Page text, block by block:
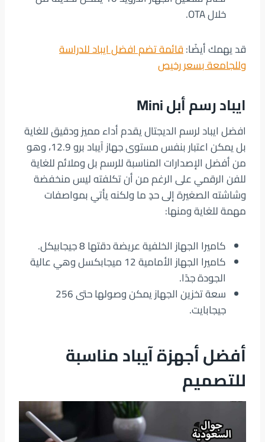
خلال OTA.
قد يهمك أيضًا:قائمة تضم افضل ايباد للدراسة
وللجامعة بسعر رخيص
ايباد رسم أبل Mini
افضل ايباد لرسم الديجتال يقدم أداء مميز ودقيق للغاية
بل يمكن اعتبار بنفس مستوى جهاز آيباد برو 12.9، وهو
من أفضل الإصدارات المناسبة للرسم بل وملائم للغاية
للفن الرقمي على الرغم من أن تكلفته ليس منخفضة
وشاشته الصغيرة إلى حدٍ ما ولكنه يأتي بمواصفات
مهمة للغاية ومنها:
كاميرا الجهاز الخلفية عريضة دقتها 8 جيجابيكل.
كاميرا الجهاز الأمامية 12 ميجابكسل وهي عالية
الجودة جدًا.
سعة تخزين الجهاز يمكن وصولها حتى 256
جيجابايت.
أفضل أجهزة آيباد مناسبة
للتصميم